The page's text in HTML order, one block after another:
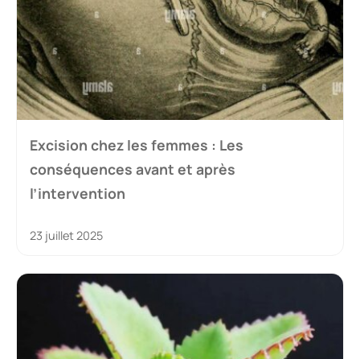
Excision chez les femmes : Les
conséquences avant et après
l’intervention
23 juillet 2025